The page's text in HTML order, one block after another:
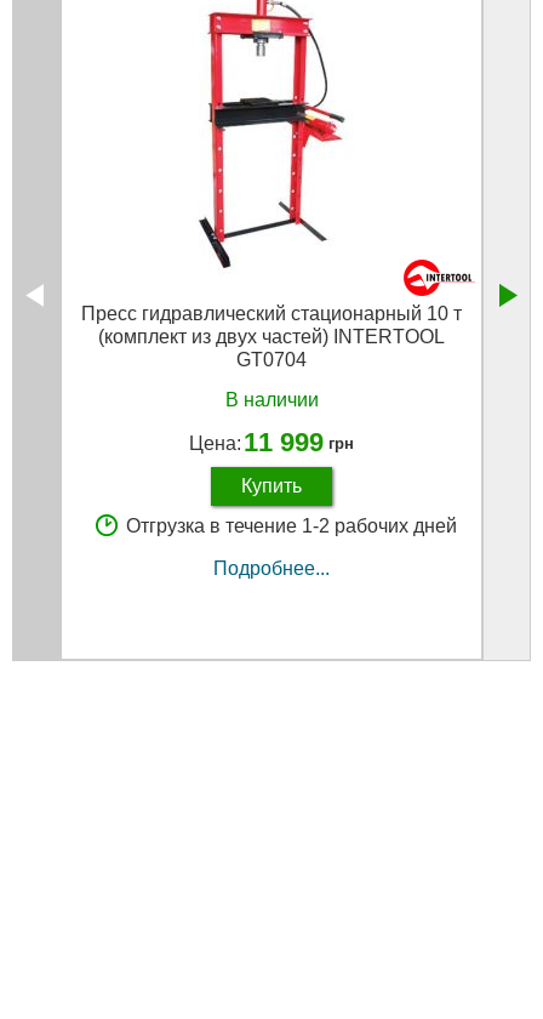
Пресс гидравлический стационарный 10 т
(комплект из двух частей) INTERTOOL
GT0704
В наличии
Цена: 11 999 грн
Купить
Отгрузка в течение 1-2 рабочих дней
Подробнее...